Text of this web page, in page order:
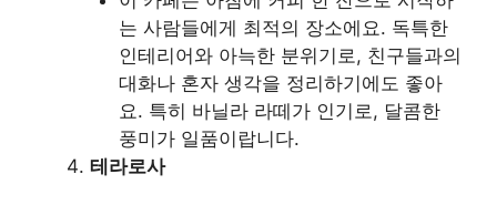
는 사람들에게 최적의 장소에요. 독특한
인테리어와 아늑한 분위기로, 친구들과의
대화나 혼자 생각을 정리하기에도 좋아
요. 특히 바닐라 라떼가 인기로, 달콤한
풍미가 일품이랍니다.
테라로사